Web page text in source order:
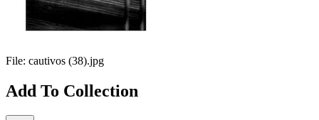
File: cautivos (38).jpg
Add To Collection